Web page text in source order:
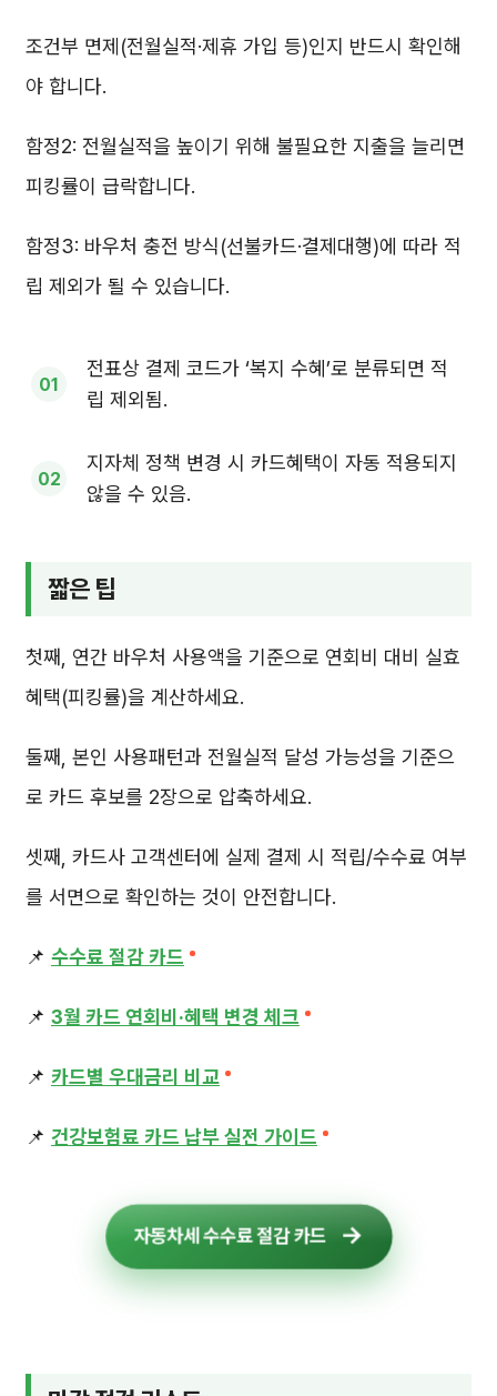
조건부 면제(전월실적·제휴 가입 등)인지 반드시 확인해
야 합니다.
함정2: 전월실적을 높이기 위해 불필요한 지출을 늘리면
피킹률이 급락합니다.
함정3: 바우처 충전 방식(선불카드·결제대행)에 따라 적
립 제외가 될 수 있습니다.
전표상 결제 코드가 ‘복지 수혜’로 분류되면 적
립 제외됨.
지자체 정책 변경 시 카드혜택이 자동 적용되지
않을 수 있음.
짧은 팁
첫째, 연간 바우처 사용액을 기준으로 연회비 대비 실효
혜택(피킹률)을 계산하세요.
둘째, 본인 사용패턴과 전월실적 달성 가능성을 기준으
로 카드 후보를 2장으로 압축하세요.
셋째, 카드사 고객센터에 실제 결제 시 적립/수수료 여부
를 서면으로 확인하는 것이 안전합니다.
📌 수수료 절감 카드
📌 3월 카드 연회비·혜택 변경 체크
📌 카드별 우대금리 비교
📌 건강보험료 카드 납부 실전 가이드
자동차세 수수료 절감 카드